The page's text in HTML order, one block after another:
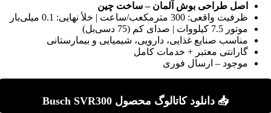
اصل طراحی بوش آلمان – ساخت چین
ظرفیت واقعی: 300 مترمکعب/ساعت | خلأ نهایی: 0.1 میلی‌بار
موتور 7.5 کیلووات | صدای کم (75 دسی‌بل)
مناسب صنایع غذایی، دارویی، شیمیایی و بیمارستانی
گارانتی معتبر + خدمات کامل
موجود – ارسال فوری
📥 دانلود کاتالوگ محصول Busch SVR300